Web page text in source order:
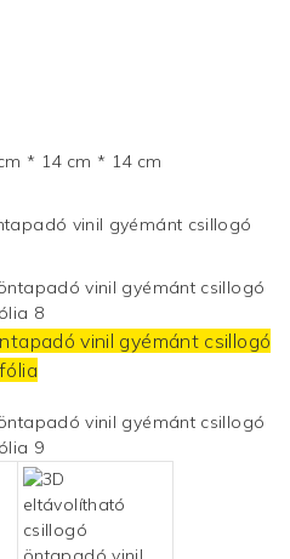
* 14 cm * 14 cm
vinil gyémánt csillogó
fólia